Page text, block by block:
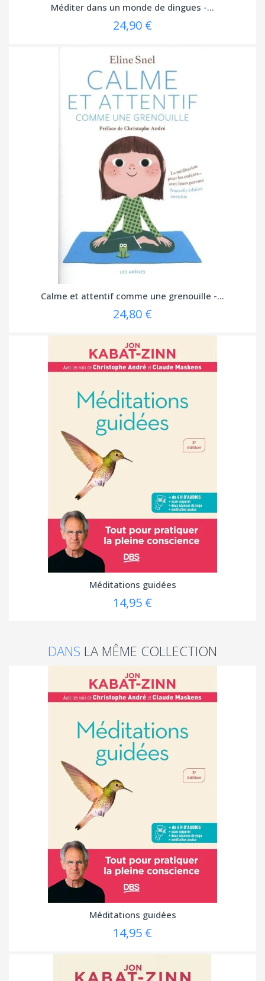
Méditer dans un monde de dingues -...
24,90 €
Calme et attentif comme une grenouille -...
24,80 €
Méditations guidées
14,95 €
DANS LA MÊME COLLECTION
Méditations guidées
14,95 €